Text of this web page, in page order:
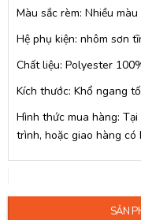
Màu sắc rèm: Nhiều
Hệ phụ kiện: nhôm sơn
Chất liệu: Polyester
Kích thước: Khổ ngang
Hình thức mua hàng:
trình, hoặc giao hàng có
SẢN